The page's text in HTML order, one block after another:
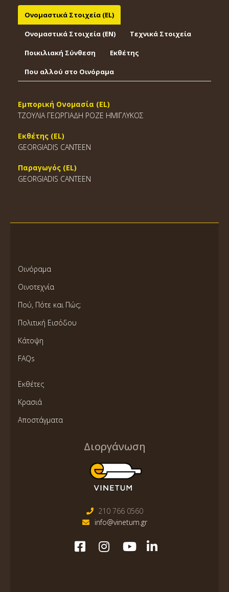
Ονομαστικά Στοιχεία (EL)
Ονομαστικά Στοιχεία (EΝ) Τεχνικά Στοιχεία
Ποικιλιακή Σύνθεση Εκθέτης
Που αλλού στο Οινόραμα
Εμπορική Ονομασία (EL)
ΤΖΟΥΛΙΑ ΓΕΩΡΓΙΑΔΗ ΡΟΖΕ ΗΜΙΓΛΥΚΟΣ
Εκθέτης (EL)
GEORGIADIS CANTEEN
Παραγωγός (EL)
GEORGIADIS CANTEEN
Οινόραμα
Οινοτεχνία
Πού, Πότε και Πώς;
Πολιτική Εισόδου
Κάτοψη
FAQs
Εκθέτες
Κρασιά
Αποστάγματα
Διοργάνωση
210 766 0560
info@vinetum.gr